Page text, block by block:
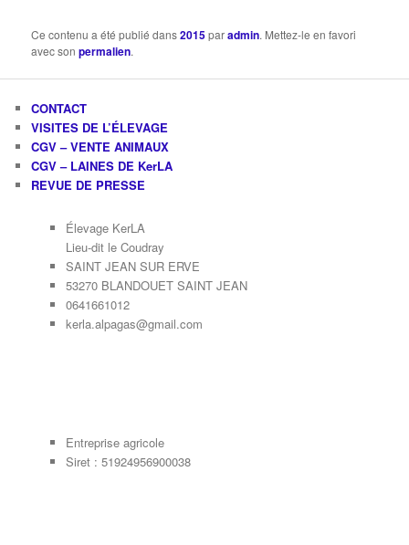
Ce contenu a été publié dans2015paradmin. Mettez-le en favori
avec sonpermalien.
CONTACT
VISITES DE L’ÉLEVAGE
CGV – VENTE ANIMAUX
CGV – LAINES DE KerLA
REVUE DE PRESSE
Élevage KerLA
Lieu-dit le Coudray
SAINT JEAN SUR ERVE
53270 BLANDOUET SAINT JEAN
0641661012
kerla.alpagas@gmail.com
Entreprise agricole
Siret : 51924956900038